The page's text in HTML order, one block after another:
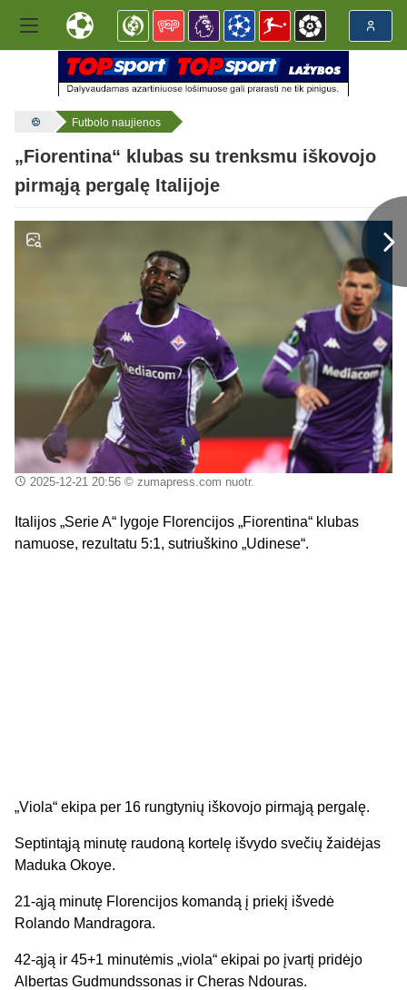
Futbolo naujienos
„Fiorentina“ klubas su trenksmu iškovojo
pirmąją pergalę Italijoje
2025-12-21 20:56© zumapress.com nuotr.
Italijos „Serie A“ lygoje Florencijos „Fiorentina“ klubas
namuose, rezultatu 5:1, sutriuškino „Udinese“.
„Viola“ ekipa per 16 rungtynių iškovojo pirmąją pergalę.
Septintąją minutę raudoną kortelę išvydo svečių žaidėjas
Maduka Okoye.
21-ąją minutę Florencijos komandą į priekį išvedė
Rolando Mandragora.
42-ąją ir 45+1 minutėmis „viola“ ekipai po įvartį pridėjo
Albertas Gudmundssonas ir Cheras Ndouras.